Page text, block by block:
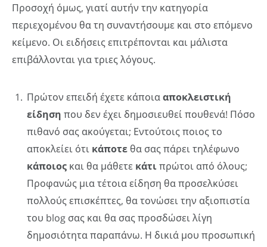
Προσοχή όμως, γιατί αυτήν την κατηγορία
περιεχομένου θα τη συναντήσουμε και στο επόμενο
κείμενο. Οι ειδήσεις επιτρέπονται και μάλιστα
επιβάλλονται για τριες λόγους.
Πρώτον επειδή έχετε κάποιααποκλειστική
είδηση που δεν έχει δημοσιευθεί πουθενά! Πόσο
πιθανό σας ακούγεται; Εντούτοις ποιος το
αποκλείει ότι κάποτε θα σας πάρει τηλέφωνο
κάποιος και θα μάθετε κάτιπρώτοι από όλους;
Προφανώς μια τέτοια είδηση θα προσελκύσει
πολλούς επισκέπτες, θα τονώσει την αξιοπιστία
του blog σας και θα σας προσδώσει λίγη
δημοσιότητα παραπάνω. Η δικιά μου προσωπική